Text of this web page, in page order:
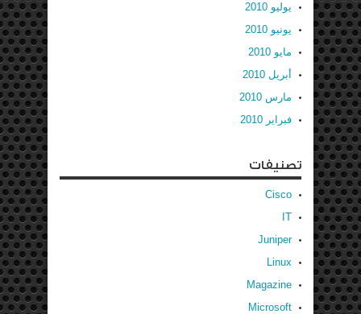
يوليو 2010
يونيو 2010
مايو 2010
أبريل 2010
مارس 2010
فبراير 2010
تصنيفات
Cisco
IT
Juniper
Linux
Magazine
Microsoft